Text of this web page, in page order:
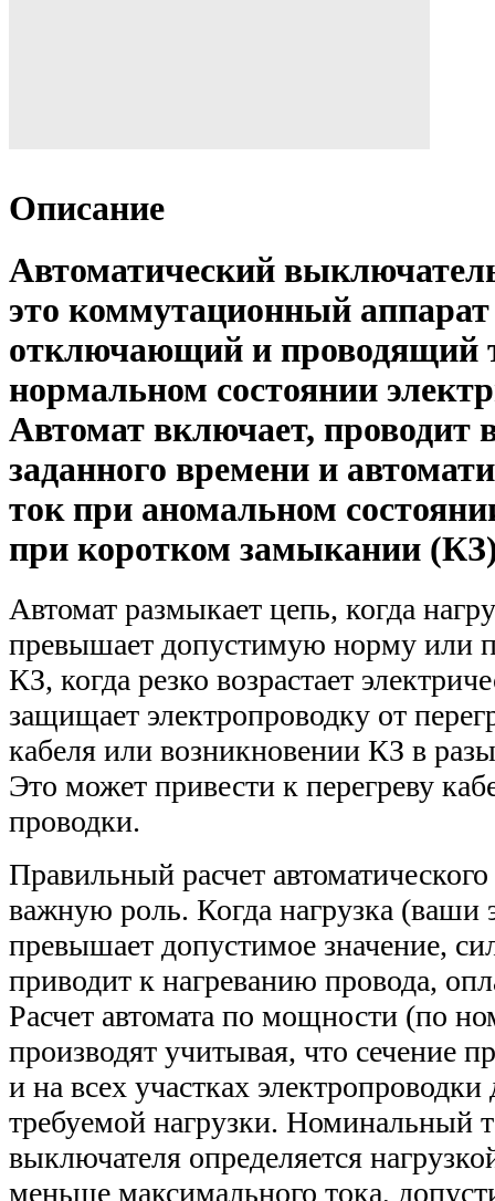
Описание
Автоматический
это коммутационный
отключающий и проводящий
нормальном состоянии
Автомат включает, проводит
заданного времени и
ток при аномальном
при коротком замыкании
Автомат размыкает цепь, когда
превышает допустимую норму или
КЗ, когда резко возрастает
защищает электропроводку от
кабеля или возникновении КЗ в разы
Это может привести к перегреву
проводки.
Правильный расчет
важную роль. Когда нагрузка (ваши
превышает допустимое значение,
приводит к нагреванию провода,
Расчет автомата по мощности (по
производят учитывая, что сечение
и на всех участках электропроводки
требуемой нагрузки. Номинальный
выключателя определяется
меньше максимального тока,